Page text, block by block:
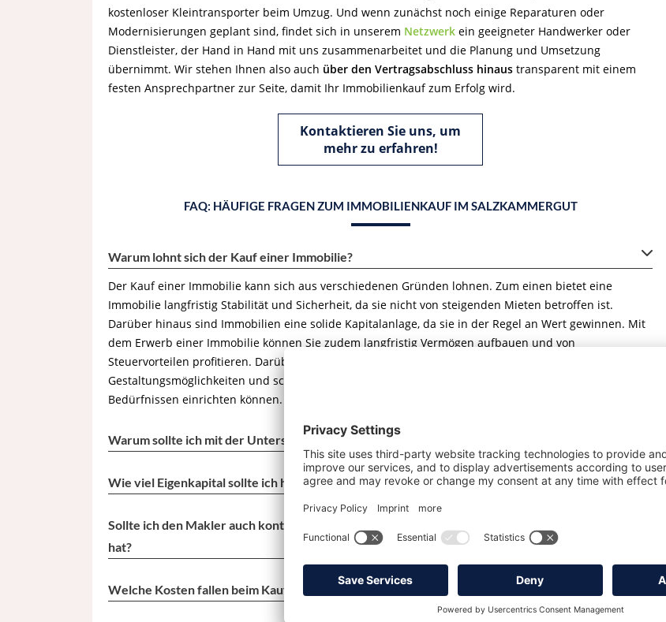
kostenloser Kleintransporter beim Umzug. Und wenn zunächst noch einige Reparaturen oder
Modernisierungen geplant sind, findet sich in unserem Netzwerk ein geeigneter Handwerker oder
Dienstleister, der Hand in Hand mit uns zusammenarbeitet und die Planung und Umsetzung
übernimmt. Wir stehen Ihnen also auch über den Vertragsabschluss hinaus transparent mit einem
festen Ansprechpartner zur Seite, damit Ihr Immobilienkauf zum Erfolg wird.
Kontaktieren Sie uns, um
mehr zu erfahren!
FAQ: HÄUFIGE FRAGEN ZUM IMMOBILIENKAUF IM SALZKAMMERGUT
Warum lohnt sich der Kauf einer Immobilie?
Der Kauf einer Immobilie kann sich aus verschiedenen Gründen lohnen. Zum einen bietet eine
Immobilie langfristig Stabilität und Sicherheit, da sie nicht von steigenden Mieten betroffen ist.
Darüber hinaus sind Immobilien eine solide Kapitalanlage, da sie in der Regel an Wert gewinnen. Mit
dem Erwerb einer Immobilie können Sie zudem langfristig Vermögen aufbauen und von
Steuervorteilen profitieren. Darüber hinaus bietet die eigene Immobilie individuelle
Gestaltungsmöglichkeiten und schafft ein Zuhause, das Sie nach den eigenen Wünschen und
Bedürfnissen einrichten können.
Warum sollte ich mit der Unterstützung eines Maklers eine Immobilie kaufen?
Wie viel Eigenkapital sollte ich haben, um eine Immobilie zu kaufen?
Sollte ich den Makler auch kontaktieren, wenn er aktuell keine passenden Immobilien im Angebot
hat?
Welche Kosten fallen beim Kauf einer Immobilie an?